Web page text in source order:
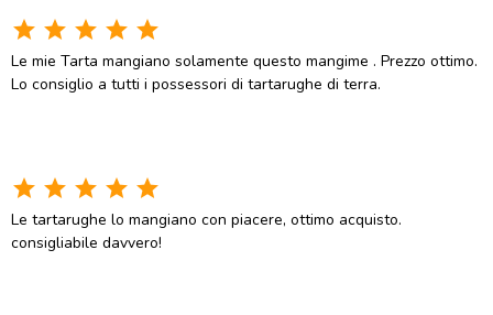
star star star star star
Le mie Tarta mangiano solamente questo mangime . Prezzo ottimo.
Lo consiglio a tutti i possessori di tartarughe di terra.
star star star star star
Le tartarughe lo mangiano con piacere, ottimo acquisto.
consigliabile davvero!